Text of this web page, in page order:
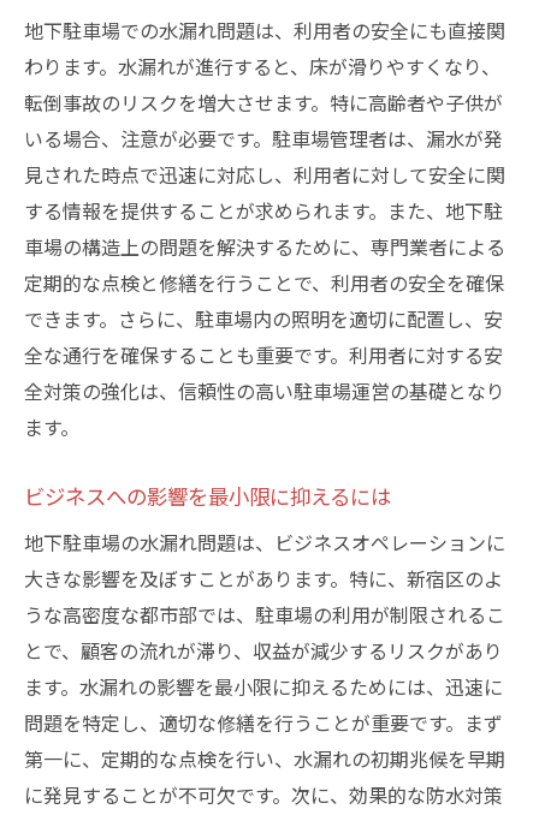
地下駐車場での水漏れ問題は、利用者の安全にも直接関
わります。水漏れが進行すると、床が滑りやすくなり、
転倒事故のリスクを増大させます。特に高齢者や子供が
いる場合、注意が必要です。駐車場管理者は、漏水が発
見された時点で迅速に対応し、利用者に対して安全に関
する情報を提供することが求められます。また、地下駐
車場の構造上の問題を解決するために、専門業者による
定期的な点検と修繕を行うことで、利用者の安全を確保
できます。さらに、駐車場内の照明を適切に配置し、安
全な通行を確保することも重要です。利用者に対する安
全対策の強化は、信頼性の高い駐車場運営の基礎となり
ます。
ビジネスへの影響を最小限に抑えるには
地下駐車場の水漏れ問題は、ビジネスオペレーションに
大きな影響を及ぼすことがあります。特に、新宿区のよ
うな高密度な都市部では、駐車場の利用が制限されるこ
とで、顧客の流れが滞り、収益が減少するリスクがあり
ます。水漏れの影響を最小限に抑えるためには、迅速に
問題を特定し、適切な修繕を行うことが重要です。まず
第一に、定期的な点検を行い、水漏れの初期兆候を早期
に発見することが不可欠です。次に、効果的な防水対策